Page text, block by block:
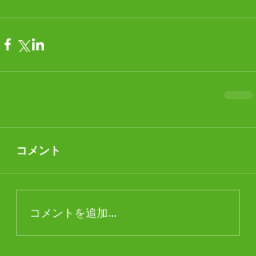
コメント
コメントを追加…